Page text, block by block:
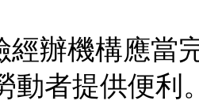
經辦機構應當
動者提供便利